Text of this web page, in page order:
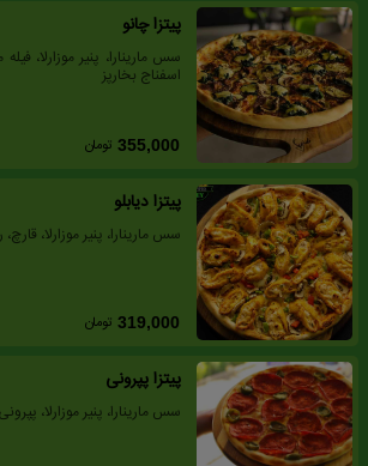
پیتزا چانو
سس مارینارا، پنیر موزارلا،
اسفناج بخارپز
355,000 تومان
پیتزا دیابلو
سس مارینارا، پنیر موزارلا،
319,000 تومان
پیتزا پپرونی
سس مارینارا، پنیر موزارلا،